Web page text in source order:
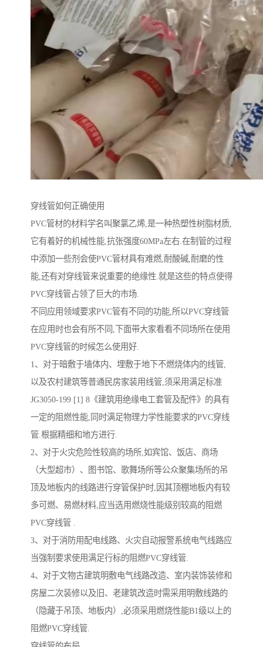
穿线管如何正确使用
PVC管材的材料学名叫聚氯乙烯,是一种热塑性树脂材质,
它有着好的机械性能,抗张强度60MPa左右.在制管的过程
中添加一些剂会使PVC管材具有难燃,耐酸碱,耐磨的性
能,还有对穿线管来说重要的绝缘性.就是这些的特点使得
PVC穿线管占领了巨大的市场.
不同应用领域要求PVC管有不同的功能,所以PVC穿线管
在应用时也会有所不同,下面带大家看看不同场所在使用
PVC穿线管的时候怎么使用好.
1、对于暗敷于墙体内、埋敷于地下不燃烧体内的线管,
以及农村建筑等普通民房家装用线管,须采用满足标准
JG3050-199 [1] 8《建筑用绝缘电工套管及配件》的具有
一定的阻燃性能,同时满足物理力学性能要求的PVC穿线
管.根据精细和地方进行.
2、对于火灾危险性较高的场所,如宾馆、饭店、商场
（大型超市）、图书馆、歌舞场所等公众聚集场所的吊
顶及地板内的线路进行穿管保护时,因其顶棚地板内有较
多可燃、易燃材料,应当选用燃烧性能级别较高的阻燃
PVC穿线管 .
3、对于消防用配电线路、火灾自动报警系统电气线路应
当强制要求使用满足行标的阻燃PVC穿线管.
4、对于文物古建筑明敷电气线路改造、室内装饰装修和
房屋二次装修以及旧、老建筑改造时需采用明敷线路的
（隐藏于吊顶、地板内）,必须采用燃烧性能B1级以上的
阻燃PVC穿线管.